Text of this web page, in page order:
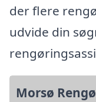
der flere
udvide din
Morsø